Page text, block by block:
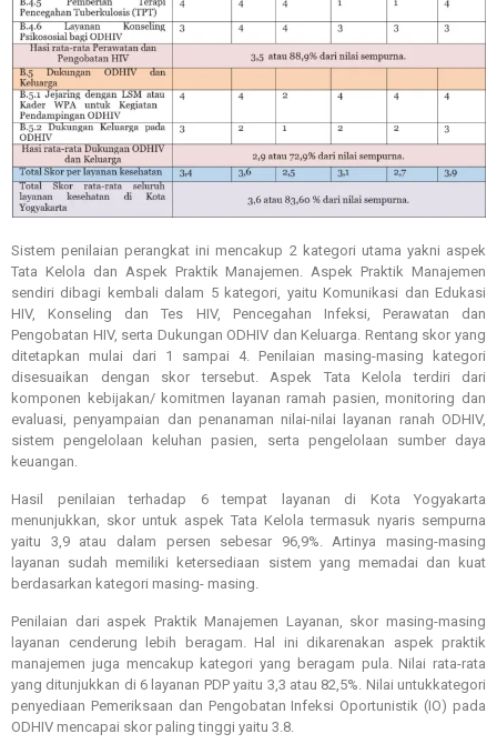
Sistem penilaian perangkat ini mencakup 2 kategori utama yakni aspek
Tata Kelola dan Aspek Praktik Manajemen. Aspek Praktik Manajemen
sendiri dibagi kembali dalam 5 kategori, yaitu Komunikasi dan Edukasi
HIV, Konseling dan Tes HIV, Pencegahan Infeksi, Perawatan dan
Pengobatan HIV, serta Dukungan ODHIV dan Keluarga. Rentang skor yang
ditetapkan mulai dari 1 sampai 4. Penilaian masing-masing kategori
disesuaikan dengan skor tersebut. Aspek Tata Kelola terdiri dari
komponen kebijakan/ komitmen layanan ramah pasien, monitoring dan
evaluasi, penyampaian dan penanaman nilai-nilai layanan ranah ODHIV,
sistem pengelolaan keluhan pasien, serta pengelolaan sumber daya
keuangan.
Hasil penilaian terhadap 6 tempat layanan di Kota Yogyakarta
menunjukkan, skor untuk aspek Tata Kelola termasuk nyaris sempurna
yaitu 3,9 atau dalam persen sebesar 96,9%. Artinya masing-masing
layanan sudah memiliki ketersediaan sistem yang memadai dan kuat
berdasarkan kategori masing- masing.
Penilaian dari aspek Praktik Manajemen Layanan, skor masing-masing
layanan cenderung lebih beragam. Hal ini dikarenakan aspek praktik
manajemen juga mencakup kategori yang beragam pula. Nilai rata-rata
yang ditunjukkan di 6 layanan PDP yaitu 3,3 atau 82,5%. Nilai untuk kategori
penyediaan Pemeriksaan dan Pengobatan Infeksi Oportunistik (IO) pada
ODHIV mencapai skor paling tinggi yaitu 3.8.